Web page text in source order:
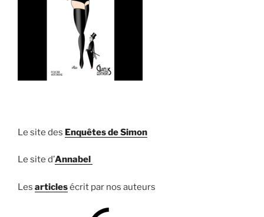
Le site des Enquêtes de Simon
Le site d’Annabel
Les articlesécrit par nos auteurs